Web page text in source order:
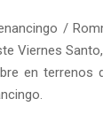
/
Viernes
en terrenos